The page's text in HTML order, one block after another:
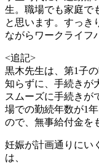
生。職場でも家庭で
と思います。すっき
ながらワークライフ
<追記>
黒木先生は、第1子
知らずに、手続きが
スムーズに手続きが
場での勤続年数が1
ので、無事給付金を
妊娠が計画通りにい
は、